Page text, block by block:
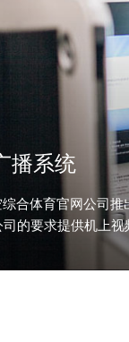
播系统
合体育官网公司
的要求提供机上视